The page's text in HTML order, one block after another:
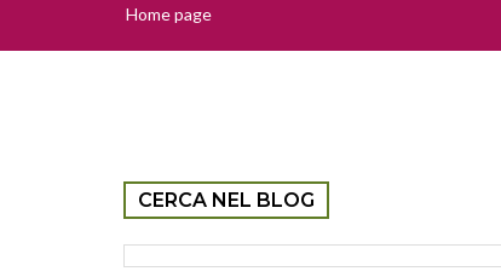
Home page
CERCA NEL BLOG